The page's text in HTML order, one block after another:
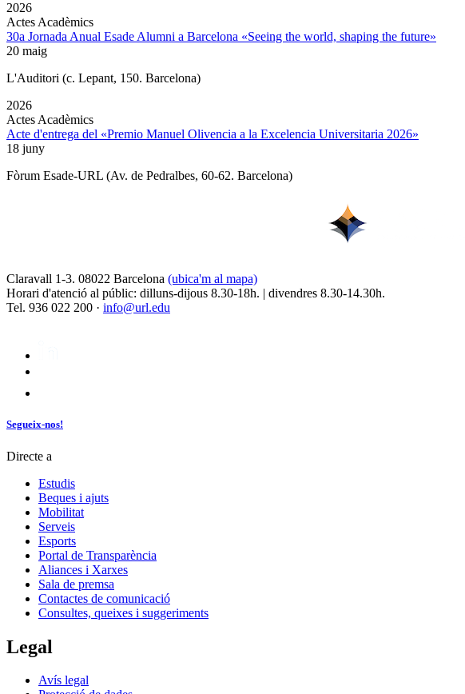
2026
Actes Acadèmics
30a Jornada Anual Esade Alumni a Barcelona «Seeing the world, shaping the future»
20 maig
L'Auditori (c. Lepant, 150. Barcelona)
2026
Actes Acadèmics
Acte d'entrega del «Premio Manuel Olivencia a la Excelencia Universitaria 2026»
18 juny
Fòrum Esade-URL (Av. de Pedralbes, 60-62. Barcelona)
Claravall 1-3. 08022 Barcelona (ubica'm al mapa)
Horari d'atenció al públic: dilluns-dijous 8.30-18h. | divendres 8.30-14.30h.
Tel. 936 022 200 · info@url.edu
Segueix-nos!
Directe a
Estudis
Beques i ajuts
Mobilitat
Serveis
Esports
Portal de Transparència
Aliances i Xarxes
Sala de premsa
Contactes de comunicació
Consultes, queixes i suggeriments
Legal
Avís legal